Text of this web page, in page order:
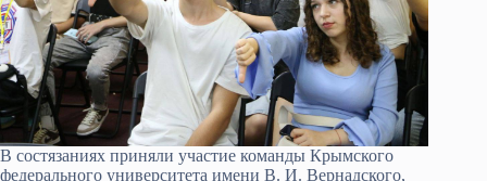
В состязаниях приняли участие команды Крымского
федерального университета имени В. И. Вернадского,